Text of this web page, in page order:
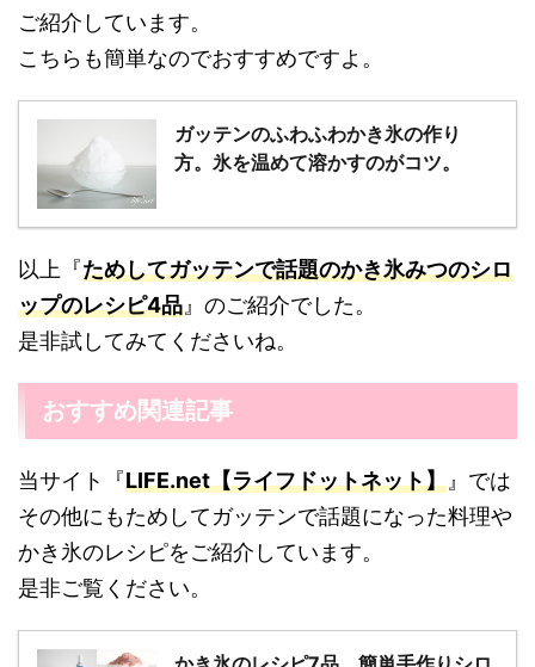
ご紹介しています。
こちらも簡単なのでおすすめですよ。
ガッテンのふわふわかき氷の作り
方。氷を温めて溶かすのがコツ。
以上『ためしてガッテンで話題のかき氷みつのシロ
ップのレシピ4品 』のご紹介でした。
是非試してみてくださいね。
おすすめ関連記事
当サイト『LIFE.net【ライフドットネット】 』では
その他にもためしてガッテンで話題になった料理や
かき氷のレシピをご紹介しています。
是非ご覧ください。